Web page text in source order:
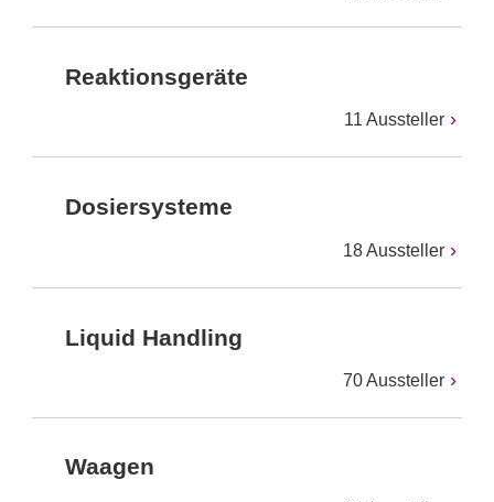
Reaktionsgeräte
11 Aussteller
Dosiersysteme
18 Aussteller
Liquid Handling
70 Aussteller
Waagen